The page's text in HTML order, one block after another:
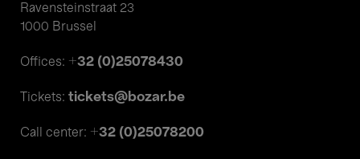
Ravensteinstraat 23
1000 Brussel
Offices: +32 (0)25078430
Tickets: tickets@bozar.be
Call center: +32 (0)25078200